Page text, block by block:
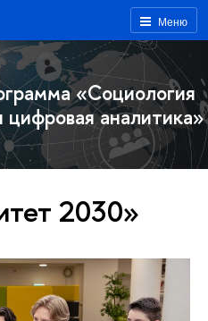
Меню
«Социология
аналитика»
2030»